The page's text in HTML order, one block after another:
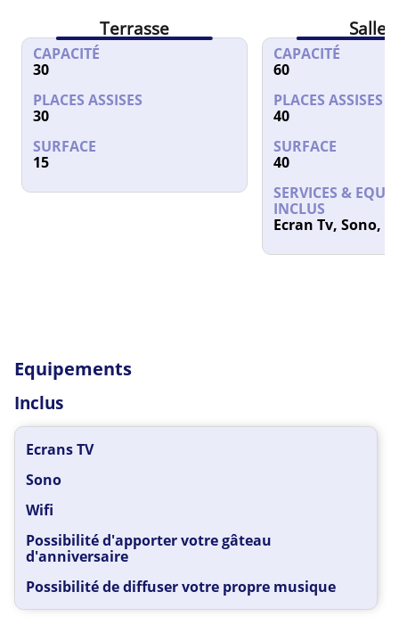
Terrasse
CAPACITÉ
30
PLACES ASSISES
30
SURFACE
15
Salle
CAPACITÉ
60
PLACES ASSISES
40
SURFACE
40
SERVICES &
INCLUS
Ecran Tv, Sono,
Equipements
Inclus
Ecrans TV
Sono
Wifi
Possibilité d'apporter votre gâteau
d'anniversaire
Possibilité de diffuser votre propre musique